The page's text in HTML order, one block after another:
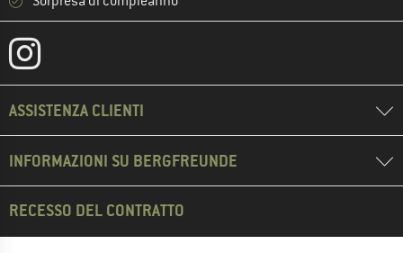
ASSISTENZA CLIENTI
INFORMAZIONI SU BERGFREUNDE
RECESSO DEL CONTRATTO